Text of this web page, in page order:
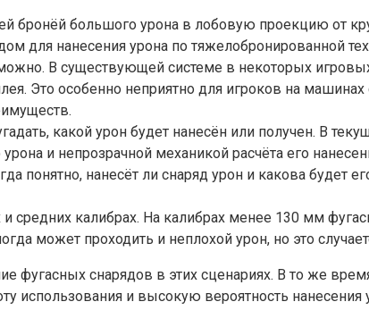
бронёй большого урона в лобовую проекцию от
для нанесения урона по тяжелобронированной
В существующей системе в некоторых
Это особенно неприятно для игроков на
какой урон будет нанесён или получен. В
и непрозрачной механикой расчёта его
понятно, нанесёт ли снаряд урон и какова будет
средних калибрах. На калибрах менее 130 мм
может проходить и неплохой урон, но это
фугасных снарядов в этих сценариях. В то же
использования и высокую вероятность